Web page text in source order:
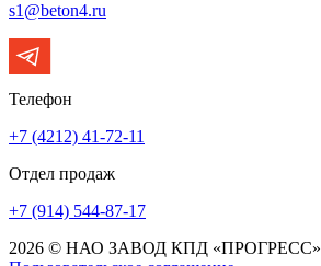
s1@beton4.ru
Телефон
+7 (4212) 41-72-11
Отдел продаж
+7 (914) 544-87-17
2026 © НАО ЗАВОД КПД «ПРОГРЕСС»